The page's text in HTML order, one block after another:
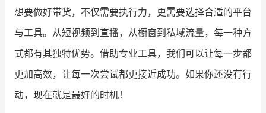
想要做好带货，不仅需要执行力，更需要选择合适的平台
与工具。从短视频到直播，从橱窗到私域流量，每一种方
式都有其独特优势。借助专业工具，我们可以让每一步都
更加高效，让每一次尝试都更接近成功。如果你还没有行
动，现在就是最好的时机！